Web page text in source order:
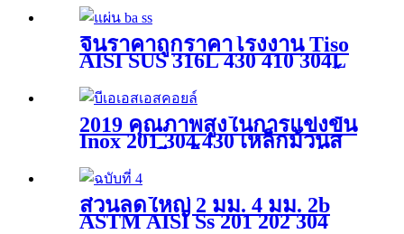
Nonmagnetic Magnetic แผ่นส
แตนเลสในราคาที่แข่งขัน
จีนราคาถูกราคาโรงงาน Tiso
AISI SUS 316L 430 410 304L
แตนเลส
2019 คุณภาพสูงในการแข่งขัน
Inox 201 304 430 เหล็กม้วนส
แตนเลสรีดเย็น 2b Ba เบอร์ 4
HL 6K 8K เสร็จสิ้น
ส่วนลดใหญ่ 2 มม. 4 มม. 2b
ASTM AISI Ss 201 202 304